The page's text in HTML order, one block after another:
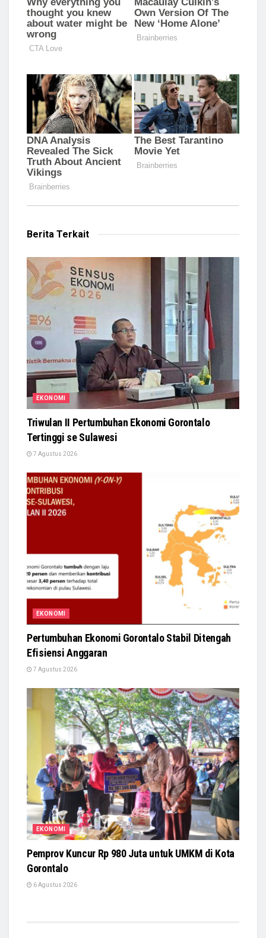
Berita Terkait
EKONOMI
Triwulan II Pertumbuhan Ekonomi Gorontalo
Tertinggi se Sulawesi
7 Agustus 2026
EKONOMI
Pertumbuhan Ekonomi Gorontalo Stabil Ditengah
Efisiensi Anggaran
7 Agustus 2026
EKONOMI
Pemprov Kuncur Rp 980 Juta untuk UMKM di Kota
Gorontalo
6 Agustus 2026